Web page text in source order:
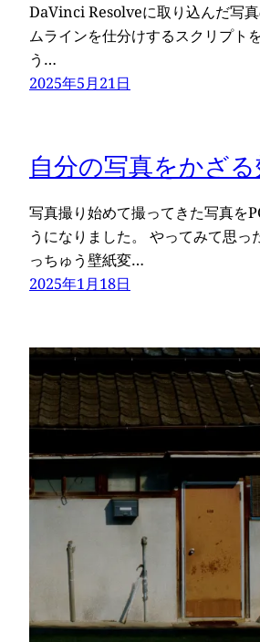
DaVinci Resolveに取り込んだ写
ムラインを仕分けするスクリプト
う…
2025年5月21日
自分の写真をかざ
写真撮り始めて撮ってきた写真を
うになりました。 やってみて思っ
っちゅう壁紙変…
2025年1月18日